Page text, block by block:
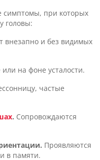
симптомы, при которых
головы:
внезапно и без видимых
на фоне усталости.
частые
. Сопровождаются
Проявляются
в памяти.